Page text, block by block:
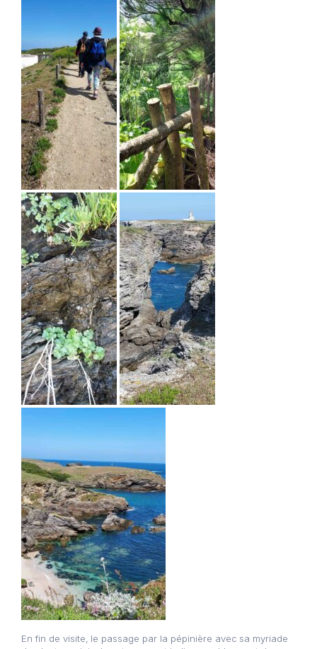
En fin de visite, le passage par la pépinière avec sa myriade